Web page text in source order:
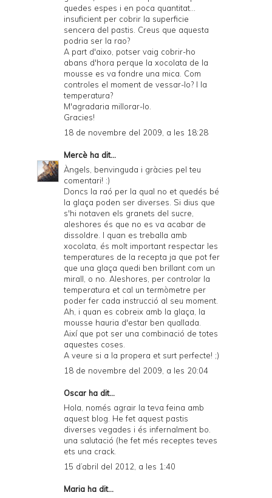
quedes espes i en poca quantitat...
insuficient per cobrir la superficie
sencera del pastis. Creus que aquesta
podria ser la rao?
A part d'aixo, potser vaig cobrir-ho
abans d'hora perque la xocolata de la
mousse es va fondre una mica. Com
controles el moment de vessar-lo? I la
temperatura?
M'agradaria millorar-lo.
Gracies!
18 de novembre del 2009, a les 18:28
Mercè ha dit...
Àngels, benvinguda i gràcies pel teu
comentari! :)
Doncs la raó per la qual no et quedés bé
la glaça poden ser diverses. Si dius que
s'hi notaven els granets del sucre,
aleshores és que no es va acabar de
dissoldre. I quan es treballa amb
xocolata, és molt important respectar les
temperatures de la recepta ja que pot fer
que una glaça quedi ben brillant com un
mirall, o no. Aleshores, per controlar la
temperatura et cal un termòmetre per
poder fer cada instrucció al seu moment.
Ah, i quan es cobreix amb la glaça, la
mousse hauria d'estar ben quallada.
Així que pot ser una combinació de totes
aquestes coses.
A veure si a la propera et surt perfecte! ;)
18 de novembre del 2009, a les 20:04
Oscar ha dit...
Hola, només agrair la teva feina amb
aquest blog. He fet aquest pastis
diverses vegades i és infernalment bo.
una salutació (he fet més receptes teves
ets una crack.
15 d’abril del 2012, a les 1:40
Maria ha dit...